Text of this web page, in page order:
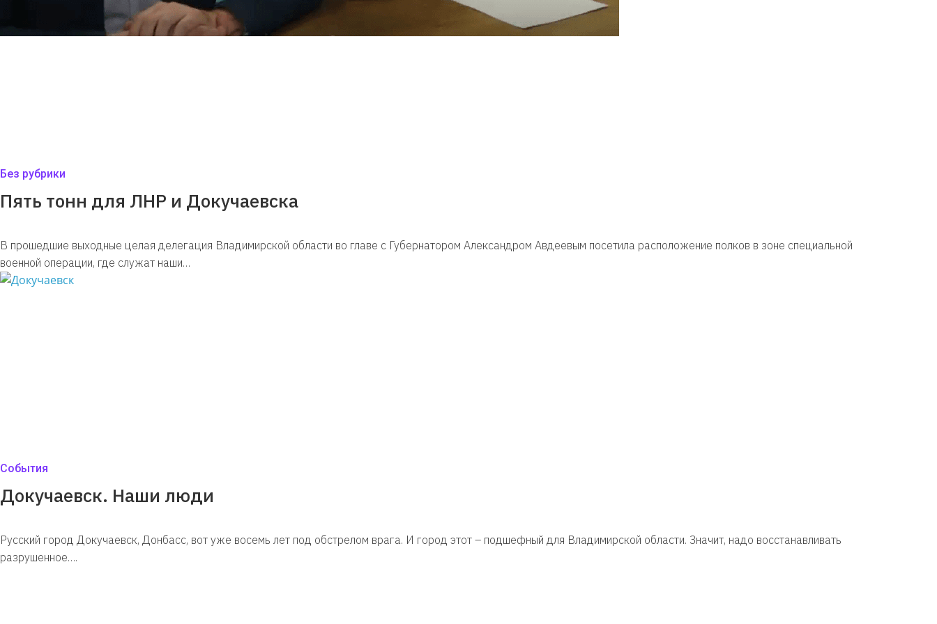
Без рубрики
Пять тонн для ЛНР и Докучаевска
В прошедшие выходные целая делегация Владимирской области во главе с Губернатором Александром Авдеевым посетила расположение полков в зоне специальной
военной операции, где служат наши…
События
Докучаевск. Наши люди
Русский город Докучаевск, Донбасс, вот уже восемь лет под обстрелом врага. И город этот – подшефный для Владимирской области. Значит, надо восстанавливать
разрушенное….